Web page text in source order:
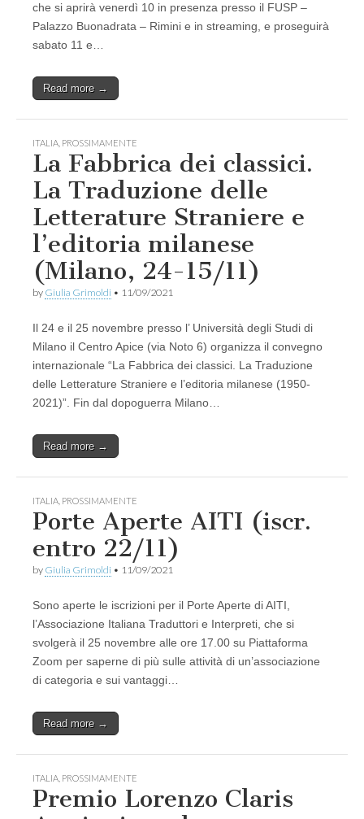
che si aprirà venerdì 10 in presenza presso il FUSP –
Palazzo Buonadrata – Rimini e in streaming, e proseguirà
sabato 11 e…
Read more →
ITALIA PROSSIMAMENTE
La Fabbrica dei classici.
La Traduzione delle
Letterature Straniere e
l’editoria milanese
(Milano, 24-15/11)
by Giulia Grimoldi • 11/09/2021
Il 24 e il 25 novembre presso l’ Università degli Studi di
Milano il Centro Apice (via Noto 6) organizza il convegno
internazionale “La Fabbrica dei classici. La Traduzione
delle Letterature Straniere e l’editoria milanese (1950-
2021)”. Fin dal dopoguerra Milano…
Read more →
ITALIA PROSSIMAMENTE
Porte Aperte AITI (iscr.
entro 22/11)
by Giulia Grimoldi • 11/09/2021
Sono aperte le iscrizioni per il Porte Aperte di AITI,
l’Associazione Italiana Traduttori e Interpreti, che si
svolgerà il 25 novembre alle ore 17.00 su Piattaforma
Zoom per saperne di più sulle attività di un’associazione
di categoria e sui vantaggi…
Read more →
ITALIA PROSSIMAMENTE
Premio Lorenzo Claris